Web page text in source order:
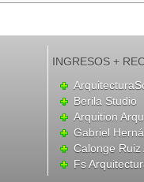
INGRESOS +
Berila Studio
Arquition
Gabriel
Calonge Ruiz
Fs